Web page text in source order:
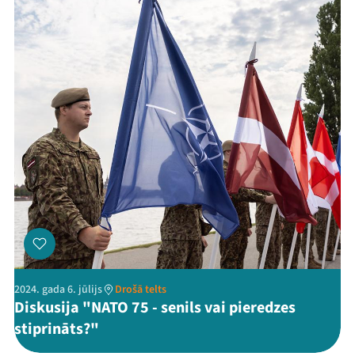
2024. gada 6. jūlijs Drošā telts
Diskusija "NATO 75 - senils vai pieredzes
stiprināts?"